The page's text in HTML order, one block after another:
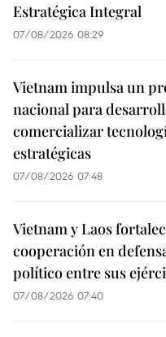
Estratégica Integral
07/08/2026 08:29
Vietnam impulsa un
nacional para
comercializar
estratégicas
07/08/2026 07:48
Vietnam y Laos
cooperación en
político entre sus
07/08/2026 07:40